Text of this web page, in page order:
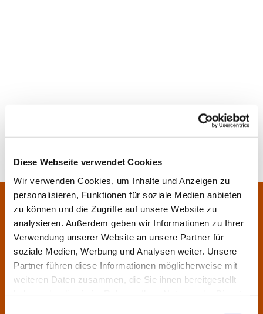
Diese Webseite verwendet Cookies
Wir verwenden Cookies, um Inhalte und Anzeigen zu
personalisieren, Funktionen für soziale Medien anbieten
zu können und die Zugriffe auf unsere Website zu
analysieren. Außerdem geben wir Informationen zu Ihrer
Verwendung unserer Website an unsere Partner für
soziale Medien, Werbung und Analysen weiter. Unsere
Partner führen diese Informationen möglicherweise mit
weiteren Daten zusammen, die Sie ihnen bereitgestellt
Pfarrei Sankt Klara und Franziskus am Main
Zentrales Pfarrbüro:
Im Bangert 8,63450 Hanau
06181 9230070
pfarrei.klara-franziskus@bistum-fulda.de
Öffnungszeiten:
Montag
geschlossen